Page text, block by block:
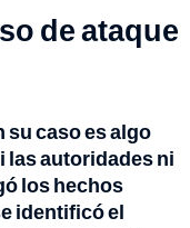
de ataque
su caso es algo
las autoridades ni
los hechos
identificó el